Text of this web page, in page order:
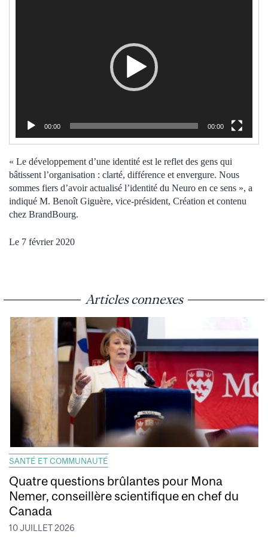
00:00 00:00
« Le développement d’une identité est le reflet des gens qui
bâtissent l’organisation : clarté, différence et envergure. Nous
sommes fiers d’avoir actualisé l’identité du Neuro en ce sens », a
indiqué M. Benoît Giguère, vice-président, Création et contenu
chez BrandBourg.
Le 7 février 2020
Articles connexes
SANTÉ ET COMMUNAUTÉ
Quatre questions brûlantes pour Mona
Nemer, conseillère scientifique en chef du
Canada
10 JUILLET 2026